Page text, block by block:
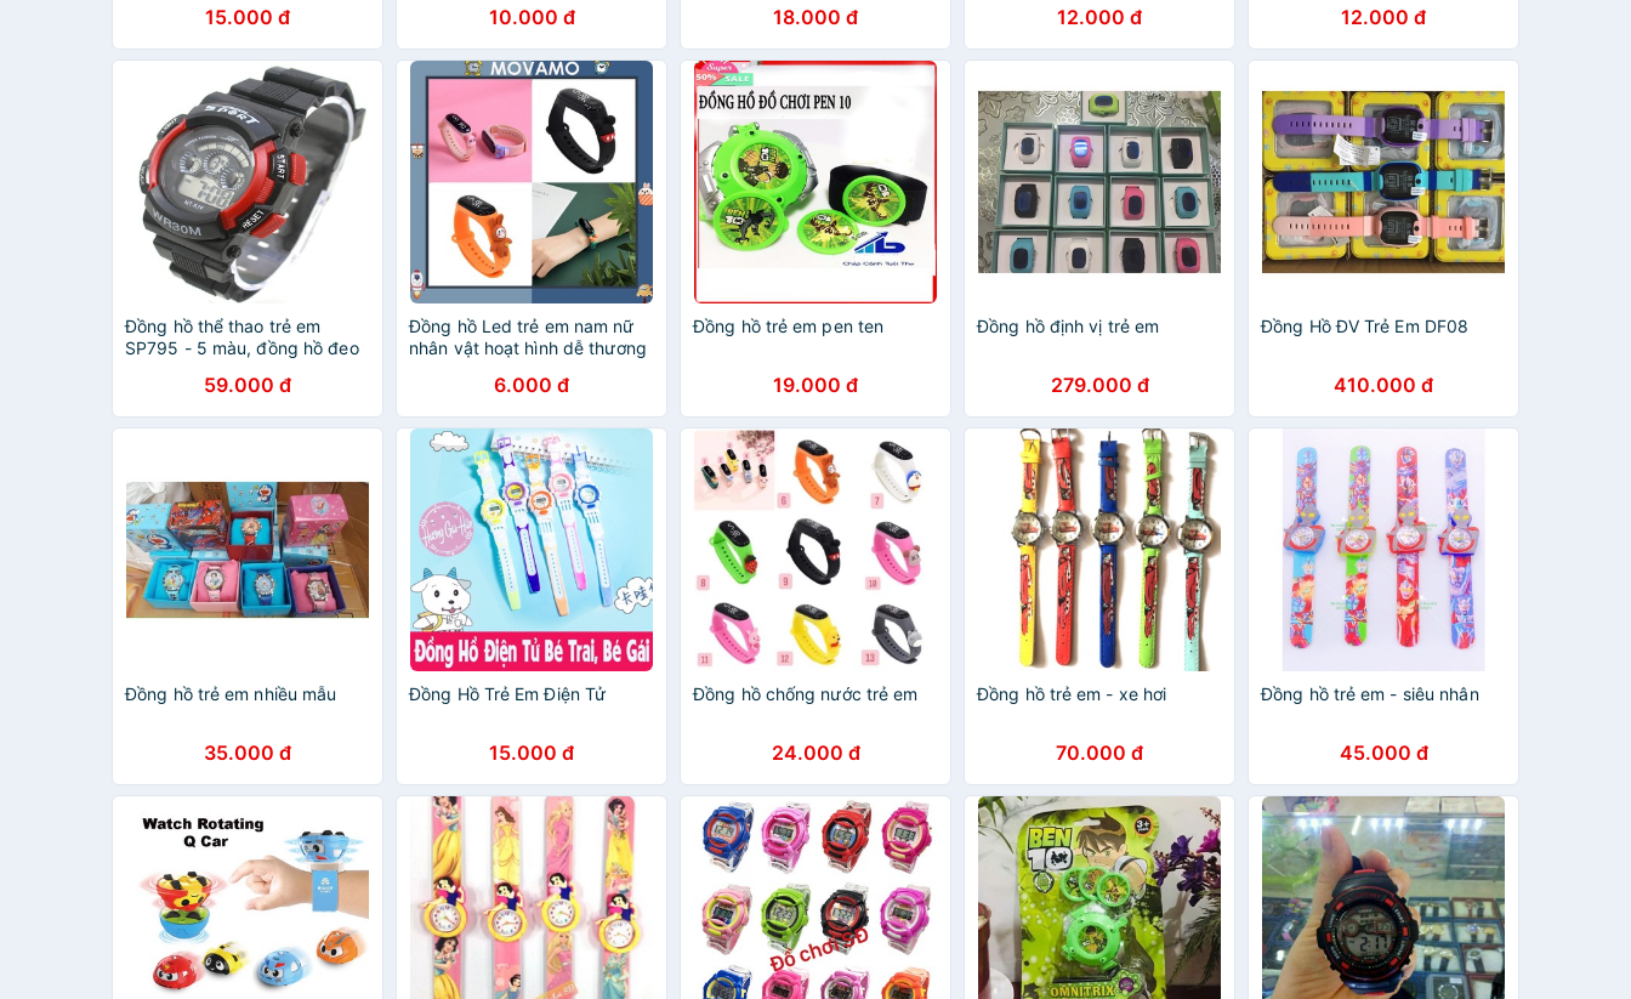
15.000 đ 10.000 đ 18.000 đ 12.000 đ 12.000 đ
Đồng hồ thể thao trẻ em
SP795 - 5 màu, đồng hồ đeo
59.000 đ
Đồng hồ Led trẻ em nam nữ
nhân vật hoạt hình dễ thương
6.000 đ
Đồng hồ trẻ em pen ten
19.000 đ
Đồng hồ định vị trẻ em
279.000 đ
Đồng Hồ ĐV Trẻ Em DF08
410.000 đ
Đồng hồ trẻ em nhiều mẫu
35.000 đ
Đồng Hồ Trẻ Em Điện Tử
15.000 đ
Đồng hồ chống nước trẻ em
24.000 đ
Đồng hồ trẻ em - xe hơi
70.000 đ
Đồng hồ trẻ em - siêu nhân
45.000 đ